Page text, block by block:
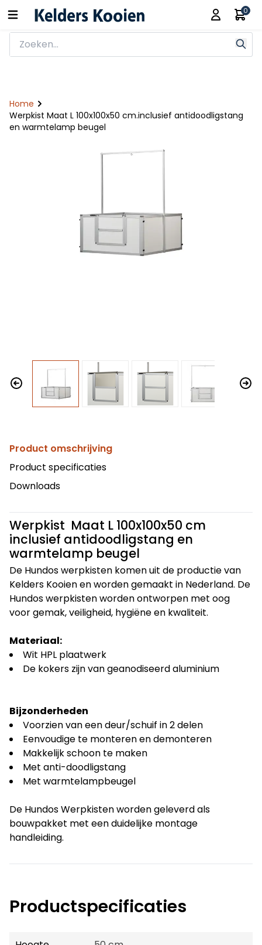
0
Home
Werpkist Maat L 100x100x50 cm.inclusief antidoodligstang
en warmtelamp beugel
Product omschrijving
Product specificaties
Downloads
Werpkist Maat L 100x100x50 cm
inclusief antidoodligstang en
warmtelamp beugel
De Hundos werpkisten komen uit de productie van
Kelders Kooien en worden gemaakt in Nederland. De
Hundos werpkisten worden ontworpen met oog
voor gemak, veiligheid, hygiëne en kwaliteit.
Materiaal:
Wit HPL plaatwerk
De kokers zijn van geanodiseerd aluminium
Bijzonderheden
Voorzien van een deur/schuif in 2 delen
Eenvoudige te monteren en demonteren
Makkelijk schoon te maken
Met anti-doodligstang
Met warmtelampbeugel
De Hundos Werpkisten worden geleverd als
bouwpakket met een duidelijke montage
handleiding.
Productspecificaties